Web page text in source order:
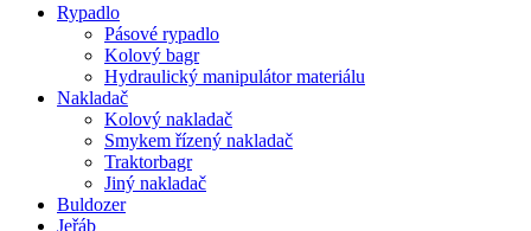
Rypadlo
Pásové rypadlo
Kolový bagr
Hydraulický manipulátor materiálu
Nakladač
Kolový nakladač
Smykem řízený nakladač
Traktorbagr
Jiný nakladač
Buldozer
Jeřáb